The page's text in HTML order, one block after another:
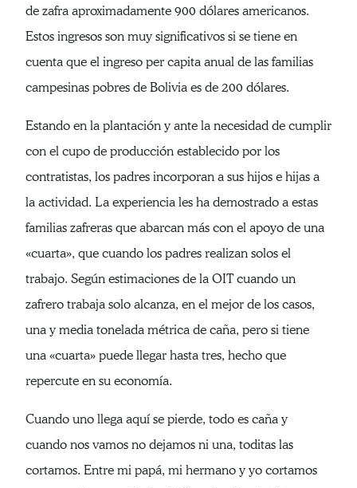
de zafra aproximadamente 900 dólares americanos.
Estos ingresos son muy significativos si se tiene en
cuenta que el ingreso per capita anual de las familias
campesinas pobres de Bolivia es de 200 dólares.
Estando en la plantación y ante la necesidad de cumplir
con el cupo de producción establecido por los
contratistas, los padres incorporan a sus hijos e hijas a
la actividad. La experiencia les ha demostrado a estas
familias zafreras que abarcan más con el apoyo de una
«cuarta», que cuando los padres realizan solos el
trabajo. Según estimaciones de la OIT cuando un
zafrero trabaja solo alcanza, en el mejor de los casos,
una y media tonelada métrica de caña, pero si tiene
una «cuarta» puede llegar hasta tres, hecho que
repercute en su economía.
Cuando uno llega aquí se pierde, todo es caña y
cuando nos vamos no dejamos ni una, toditas las
cortamos. Entre mi papá, mi hermano y yo cortamos